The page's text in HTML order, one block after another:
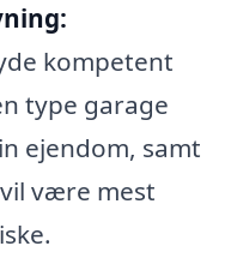
kompetent
type garage
ejendom, samt
være mest